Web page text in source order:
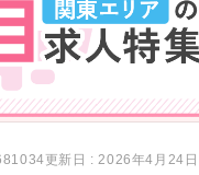
更新日 : 2026年4月24日